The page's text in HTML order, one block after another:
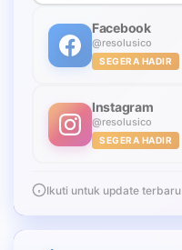
Facebook
@resolusico
SEGERA HADIR
Instagram
@resolusico
SEGERA HADIR
Ikuti untuk update terbaru